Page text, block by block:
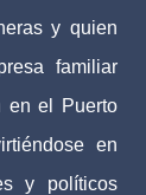
y quien
familiar
en el Puerto
en
y políticos